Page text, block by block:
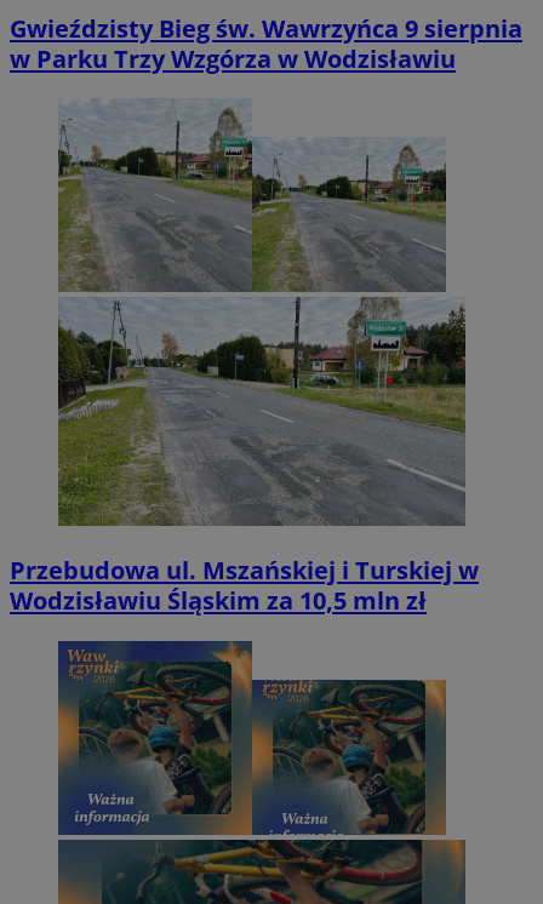
Gwieździsty Bieg św. Wawrzyńca 9 sierpnia
w Parku Trzy Wzgórza w Wodzisławiu
Przebudowa ul. Mszańskiej i Turskiej w
Wodzisławiu Śląskim za 10,5 mln zł